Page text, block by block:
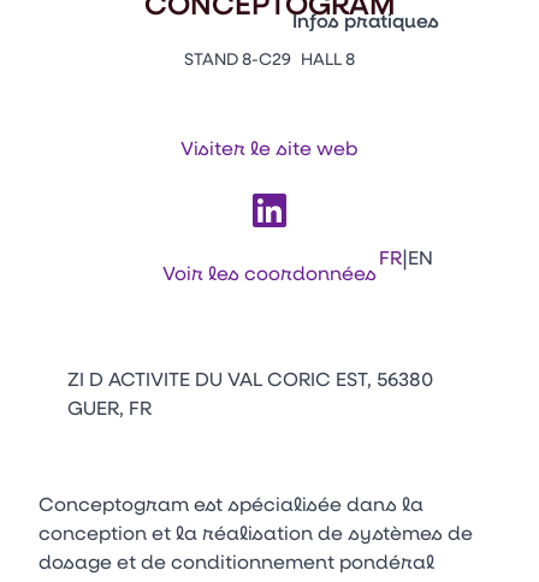
Vitrine Innovations
Emballages
Infos pratiques
Contacts
Appuyez sur Entrée pour
FR|EN
STAND 8-C29 HALL 8
Visiter le site web
Voir les coordonnées
ZI D ACTIVITE DU VAL CORIC EST, 56380
GUER, FR
Conceptogram est spécialisée dans la
conception et la réalisation de systèmes de
dosage et de conditionnement pondéral